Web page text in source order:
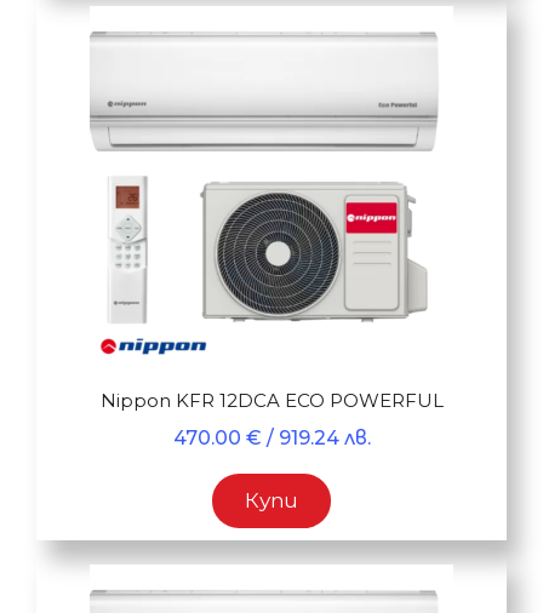
Nippon KFR 12DCA ECO POWERFUL
470.00 € / 919.24 лв.
Купи